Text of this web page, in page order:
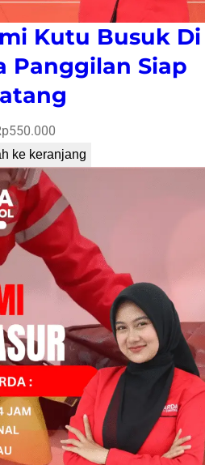
Kutu Busuk Di
Panggilan Siap
550.000
ke keranjang